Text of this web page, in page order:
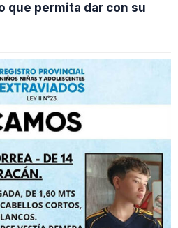
que permita dar con su